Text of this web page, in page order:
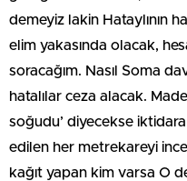
demeyiz lakin Hataylının
elim yakasında olacak,
soracağım. Nasıl Soma
hatalılar ceza alacak.
soğudu’ diyecekse
edilen her metrekareyi
kağıt yapan kim varsa O